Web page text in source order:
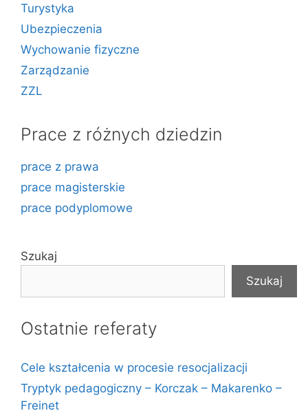
Turystyka
Ubezpieczenia
Wychowanie fizyczne
Zarządzanie
ZZL
Prace z różnych dziedzin
prace z prawa
prace magisterskie
prace podyplomowe
Szukaj
Szukaj
Ostatnie referaty
Cele kształcenia w procesie resocjalizacji
Tryptyk pedagogiczny – Korczak – Makarenko –
Freinet